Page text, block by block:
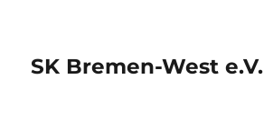
SK Bremen-West e.V.